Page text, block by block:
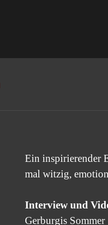
Ein inspirierender
mal witzig,
Interview und
Gerburgis Sommer